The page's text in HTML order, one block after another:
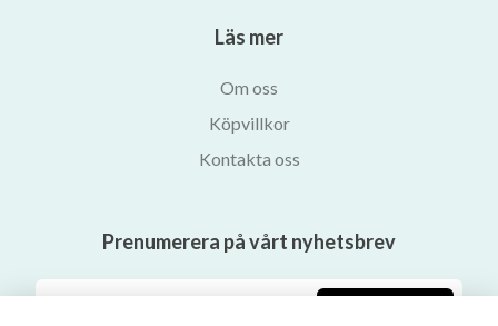
Läs mer
Om oss
Köpvillkor
Kontakta oss
Prenumerera på vårt nyhetsbrev